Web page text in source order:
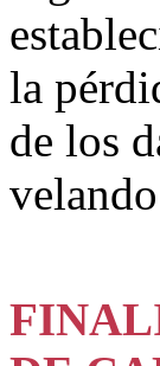
la
de los